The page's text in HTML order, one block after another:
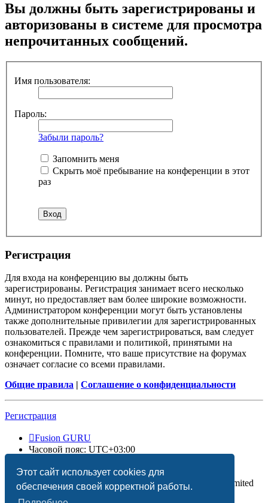
Этот сайт использует cookies для
обеспечения своей корректной работы.
Вы должны быть зарегистрированы и
авторизованы в системе для просмотра
непрочитанных сообщений.
Имя пользователя:
Пароль:
Забыли пароль?
Запомнить меня
Скрыть моё пребывание на конференции в этот
раз
Регистрация
Для входа на конференцию вы должны быть
зарегистрированы. Регистрация занимает всего несколько
минут, но предоставляет вам более широкие возможности.
Администратором конференции могут быть установлены
также дополнительные привилегии для зарегистрированных
пользователей. Прежде чем зарегистрироваться, вам следует
ознакомиться с правилами и политикой, принятыми на
конференции. Помните, что ваше присутствие на форумах
означает согласие со всеми правилами.
Общие правила | Соглашение о конфиденциальности
Регистрация
Fusion GURU
Часовой пояс: UTC+03:00
Создано на основеphpBB® Forum Software © phpBB Limited